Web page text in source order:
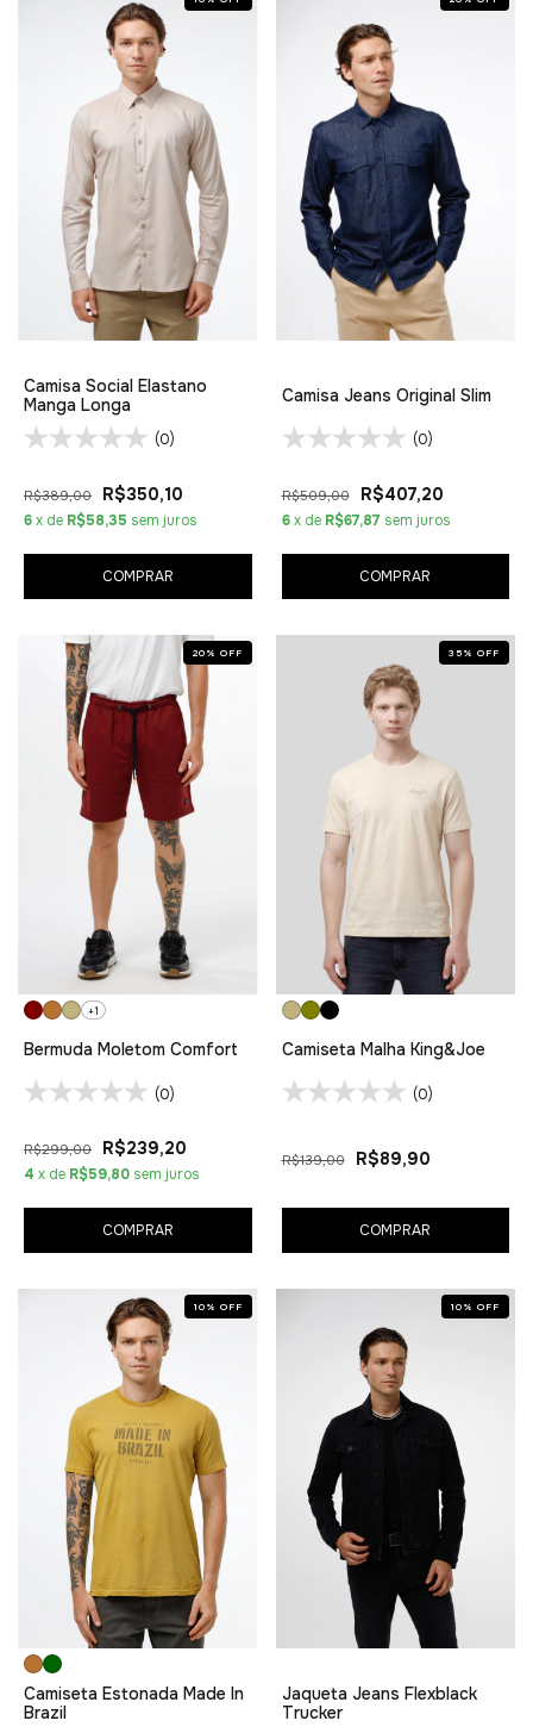
Camisa Social Elastano
Manga Longa
(0)
R$389,00 R$350,10
6x de R$58,35 sem juros
COMPRAR
Camisa Jeans Original Slim
(0)
R$509,00 R$407,20
6 x de R$67,87 sem juros
COMPRAR
20 % OFF
+1
Bermuda Moletom Comfort
(0)
R$299,00 R$239,20
4 x de R$59,80 sem juros
COMPRAR
35 % OFF
Camiseta Malha King&Joe
(0)
R$139,00 R$89,90
COMPRAR
10 % OFF
Camiseta Estonada Made In
Brazil
10 % OFF
Jaqueta Jeans Flexblack
Trucker